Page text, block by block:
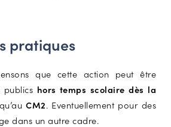
pratiques
que cette action peut être
hors temps scolaire dès la
CM2. Eventuellement pour des
dans un autre cadre.